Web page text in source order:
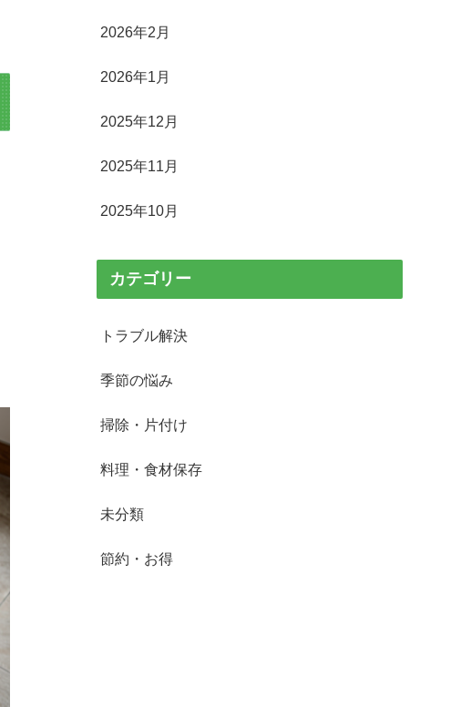
2026年2月
2026年1月
2025年12月
2025年11月
2025年10月
カテゴリー
トラブル解決
季節の悩み
掃除・片付け
料理・食材保存
未分類
節約・お得